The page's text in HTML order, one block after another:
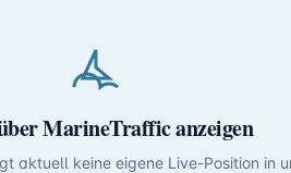
MarineTraffic anzeigen
aktuell keine eigene Live-Position in